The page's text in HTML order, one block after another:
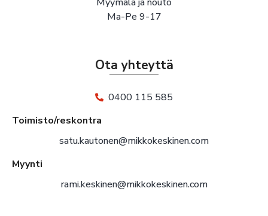
Ma-Pe 9-17
Ota yhteyttä
0400 115 585
Toimisto/reskontra
satu.kautonen@mikkokeskinen.com
Myynti
rami.keskinen@mikkokeskinen.com